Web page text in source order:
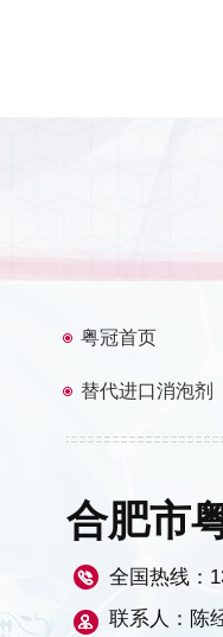
粤冠首页
替代进口消泡剂
合肥市
全国热线：
联系人：陈